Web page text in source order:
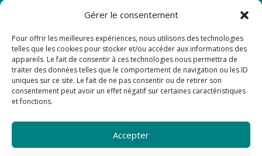
Gérer le consentement
Pour offrir les meilleures expériences, nous utilisons des technologies
telles que les cookies pour stocker et/ou accéder aux informations des
appareils. Le fait de consentir à ces technologies nous permettra de
traiter des données telles que le comportement de navigation ou les ID
uniques sur ce site. Le fait de ne pas consentir ou de retirer son
consentement peut avoir un effet négatif sur certaines caractéristiques
et fonctions.
Accepter
+33 4 90 23 67 67